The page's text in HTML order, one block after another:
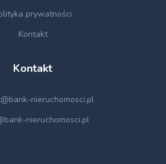
prywatności
Kontakt
Kontakt
nieruchomosci.pl
nieruchomosci.pl